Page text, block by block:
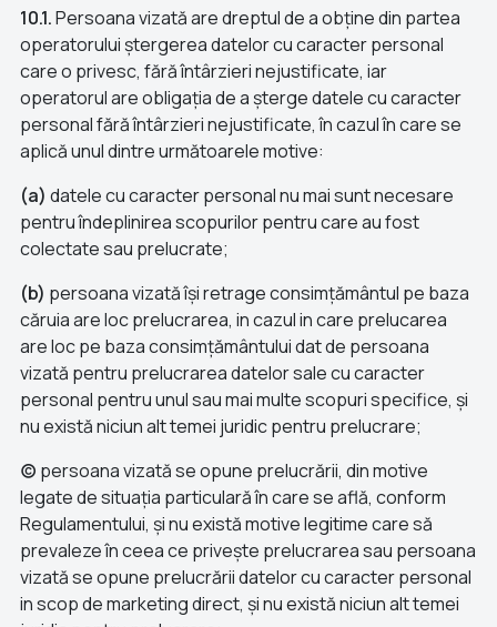
10.1.Persoana vizată are dreptul de a obține din partea
operatorului ștergerea datelor cu caracter personal
care o privesc, fără întârzieri nejustificate, iar
operatorul are obligația de a șterge datele cu caracter
personal fără întârzieri nejustificate, în cazul în care se
aplică unul dintre următoarele motive:
(a) datele cu caracter personal nu mai sunt necesare
pentru îndeplinirea scopurilor pentru care au fost
colectate sau prelucrate;
(b) persoana vizată își retrage consimțământul pe baza
căruia are loc prelucrarea, in cazul in care prelucarea
are loc pe baza consimțământului dat de persoana
vizată pentru prelucrarea datelor sale cu caracter
personal pentru unul sau mai multe scopuri specifice, și
nu există niciun alt temei juridic pentru prelucrare;
(c) persoana vizată se opune prelucrării, din motive
legate de situația particulară în care se află, conform
Regulamentului, și nu există motive legitime care să
prevaleze în ceea ce privește prelucrarea sau persoana
vizată se opune prelucrării datelor cu caracter personal
in scop de marketing direct, și nu există niciun alt temei